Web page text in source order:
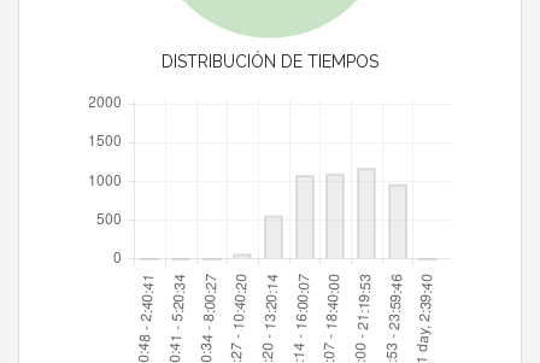
DISTRIBUCIÓN DE TIEMPOS